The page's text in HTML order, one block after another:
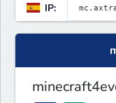
IP: